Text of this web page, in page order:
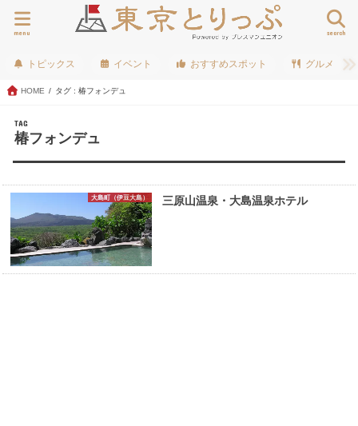
search
menu
トピックス イベント おすすめスポット グルメ
HOME タグ : 椿フォンデュ
TAG
椿フォンデュ
大島町（伊豆大島） 三原山温泉・大島温泉ホテル